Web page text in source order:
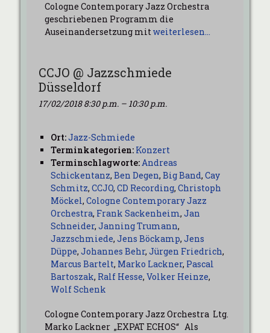
Cologne Contemporary Jazz Orchestra
geschriebenen Programm die
Auseinandersetzung mitweiterlesen…
CCJO @ Jazzschmiede
Düsseldorf
17/02/2018 8:30 p.m. – 10:30 p.m.
Ort:Jazz-Schmiede
Terminkategorien: Konzert
Terminschlagworte:Andreas
Schickentanz, Ben Degen, Big Band, Cay
Schmitz, CCJO, CD Recording, Christoph
Möckel, Cologne Contemporary Jazz
Orchestra, Frank Sackenheim, Jan
Schneider, Janning Trumann,
Jazzschmiede, Jens Böckamp, Jens
Düppe, Johannes Behr, Jürgen Friedrich,
Marcus Bartelt, Marko Lackner, Pascal
Bartoszak, Ralf Hesse, Volker Heinze,
Wolf Schenk
Cologne Contemporary Jazz Orchestra Ltg.
Marko Lackner „EXPAT ECHOS“ Als